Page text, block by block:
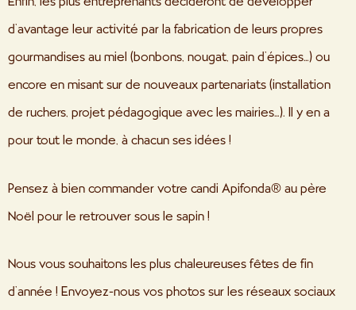
d’avantage leur activité par la fabrication de leurs propres
gourmandises au miel (bonbons, nougat, pain d’épices…) ou
encore en misant sur de nouveaux partenariats (installation
de ruchers, projet pédagogique avec les mairies…). Il y en a
pour tout le monde, à chacun ses idées !
Pensez à bien commander votre candi Apifonda® au père
Noël pour le retrouver sous le sapin !
Nous vous souhaitons les plus chaleureuses fêtes de fin
d’année ! Envoyez-nous vos photos sur les réseaux sociaux